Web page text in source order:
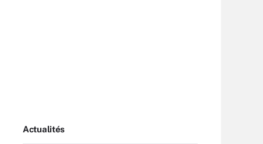
Actualités